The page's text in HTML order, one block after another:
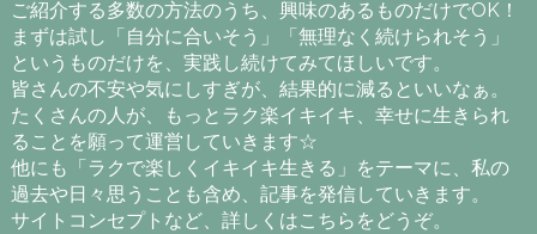
ご紹介する多数の方法のうち、興味のあるものだけでOK！
まずは試し「自分に合いそう」「無理なく続けられそう」
というものだけを、実践し続けてみてほしいです。
皆さんの不安や気にしすぎが、結果的に減るといいなぁ。
たくさんの人が、もっとラク楽イキイキ、幸せに生きられ
ることを願って運営していきます☆
他にも「ラクで楽しくイキイキ生きる」をテーマに、私の
過去や日々思うことも含め、記事を発信していきます。
サイトコンセプトなど、詳しくはこちらをどうぞ。